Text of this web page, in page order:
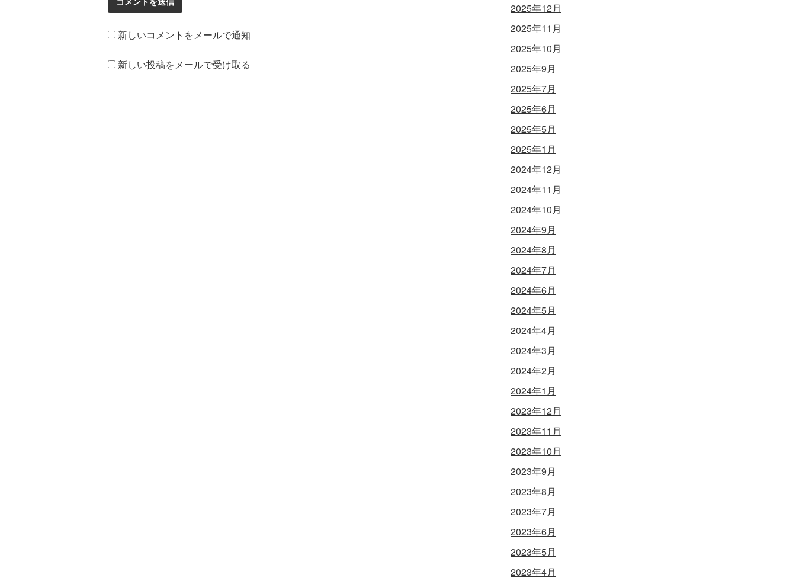
新しいコメントをメールで通知
新しい投稿をメールで受け取る
2025年12月
2025年11月
2025年10月
2025年9月
2025年7月
2025年6月
2025年5月
2025年1月
2024年12月
2024年11月
2024年10月
2024年9月
2024年8月
2024年7月
2024年6月
2024年5月
2024年4月
2024年3月
2024年2月
2024年1月
2023年12月
2023年11月
2023年10月
2023年9月
2023年8月
2023年7月
2023年6月
2023年5月
2023年4月